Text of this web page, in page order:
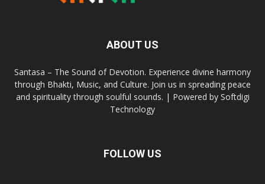
ABOUT US
Santasa – The Sound of Devotion. Experience divine harmony
through Bhakti, Music, and Culture. Join us in spreading peace
and spirituality through soulful sounds. | Powered by Softdigi
Technology
FOLLOW US